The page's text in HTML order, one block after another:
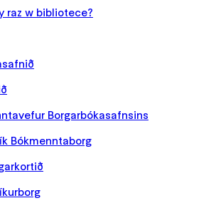
raz w bibliotece?
Borgarbókasafnsins
Bókmenntaborg